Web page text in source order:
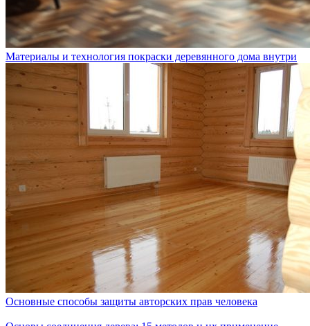
Материалы и технология покраски деревянного дома внутри
Основные способы защиты авторских прав человека